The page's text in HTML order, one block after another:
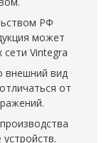
РФ
может
Vintegra
внешний вид
от